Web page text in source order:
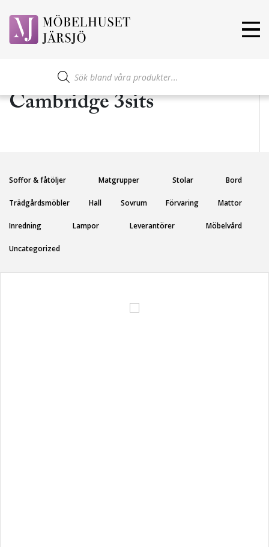
Produktsökning
Cambridge 3sits
Soffor & fåtöljer Matgrupper Stolar Bord
Trädgårdsmöbler Hall Sovrum Förvaring Mattor
Inredning Lampor Leverantörer Möbelvård
Uncategorized